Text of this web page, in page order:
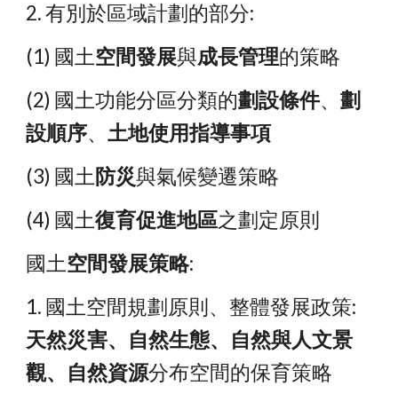
2. 有別於區域計劃的部分:
(1) 國土空間發展與成長管理的策略
(2) 國土功能分區分類的劃設條件、劃
設順序、土地使用指導事項
(3) 國土 防災與氣候變遷策略
(4) 國土復育促進地區之劃定原則
國土空間發展策略:
1. 國土空間規劃原則、整體發展政策:
天然災害、自然生態、自然與人文景
觀、自然資源分布空間的保育策略